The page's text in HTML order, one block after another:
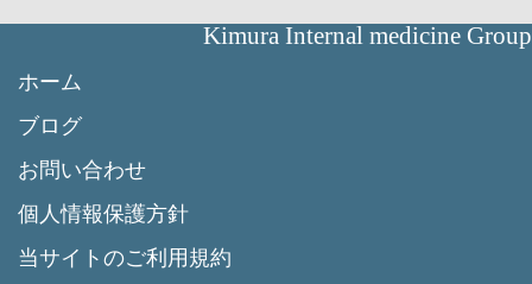
Kimura Internal medicine Group
ホーム
ブログ
お問い合わせ
個人情報保護方針
当サイトのご利用規約